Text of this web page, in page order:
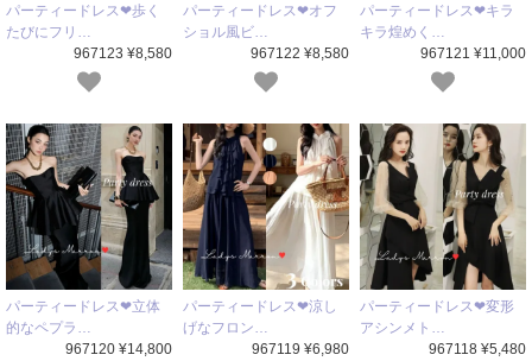
パーティードレス❤歩く
たびにフリ…
967123 ¥8,580
パーティードレス❤オフ
ショル風ビ…
967122 ¥8,580
パーティードレス❤キラ
キラ煌めく…
967121 ¥11,000
パーティードレス❤立体
的なペプラ…
967120 ¥14,800
パーティードレス❤涼し
げなフロン…
967119 ¥6,980
パーティードレス❤変形
アシンメト…
967118 ¥5,480